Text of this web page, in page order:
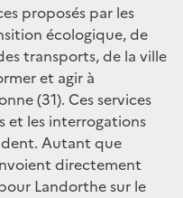
proposés par les
écologique, de
transports, de la ville
et agir à
(31). Ces services
et les interrogations
Autant que
directement
Landorthe sur le